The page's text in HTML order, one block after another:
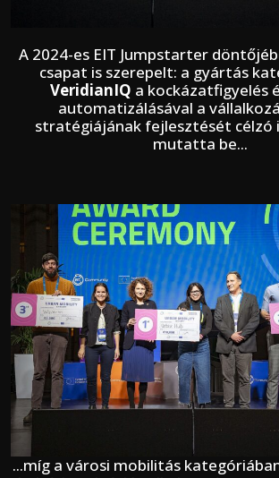
A 2024-es EIT Jumpstarter
csapat is szerepelt: a gyártás
VeridianIQ a kockázatfigyelés
automatizálásával a
stratégiájának fejlesztését célzó
mutatta be...
...míg a városi mobilitás